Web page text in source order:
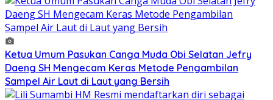
Ketua Umum Pasukan Canga Muda Obi Selatan Jefry
Daeng SH Mengecam Keras Metode Pengambilan
Sampel Air Laut di Laut yang Bersih